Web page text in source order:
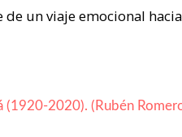
un viaje emocional
2020). (Rubén